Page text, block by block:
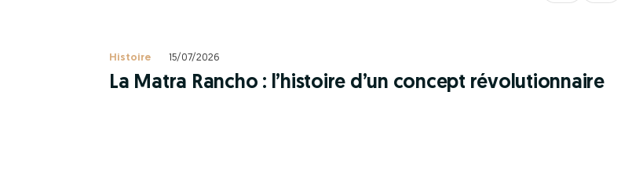
Histoire 15/07/2026
La Matra Rancho : l’histoire d’un concept révolutionnaire